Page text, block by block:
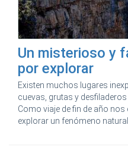
Un misterioso y
por explorar
Existen muchos lugares
cuevas, grutas y
Como viaje de fin de año
explorar un fenómeno natural